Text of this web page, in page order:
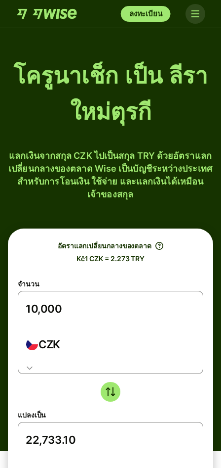
ลงทะเบียน
โครูนาเช็ก เป็น ลีรา
ใหม่ตุรกี
แลกเงินจากสกุล CZK ไปเป็นสกุล TRY ด้วยอัตราแลก
เปลี่ยนกลางของตลาด Wise เป็นบัญชีระหว่างประเทศ
สำหรับการโอนเงิน ใช้จ่าย และแลกเงินได้เหมือน
เจ้าของสกุล
อัตราแลกเปลี่ยนกลางของตลาด
Kč1 CZK = 2.273 TRY
จำนวน
CZK
แปลงเป็น